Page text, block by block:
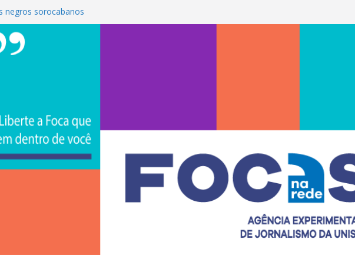
negros sorocabanos
é a terceira artista do #ConviteMPB do
Brasil 2026 promove integração, ciência e
na Uniso